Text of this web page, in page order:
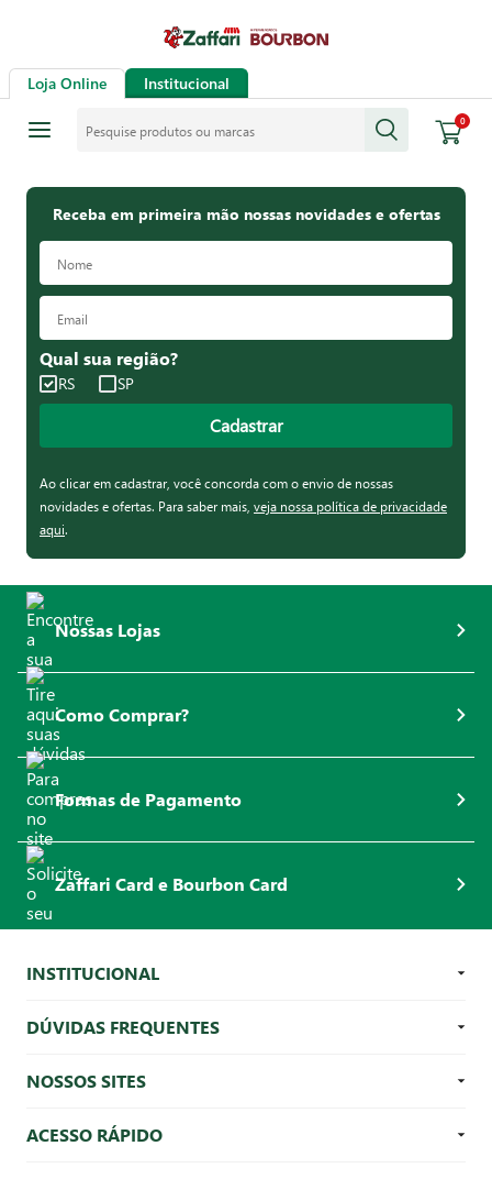
Loja Online Institucional
0
Receba em primeira mão nossas novidades e ofertas
Qual sua região?
RS SP
Cadastrar
Ao clicar em cadastrar, você concorda com o envio de nossas
novidades e ofertas. Para saber mais, veja nossa política de privacidade
aqui.
Nossas Lojas
Como Comprar?
Formas de Pagamento
Zaffari Card e Bourbon Card
INSTITUCIONAL
DÚVIDAS FREQUENTES
NOSSOS SITES
ACESSO RÁPIDO